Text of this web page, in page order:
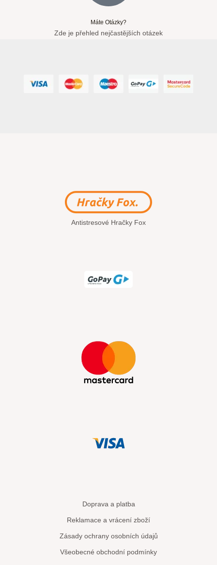
Máte Otázky?
Zde je přehled nejčastějších otázek
Antistresové Hračky Fox
Doprava a platba
Reklamace a vrácení zboží
Zásady ochrany osobních údajů
Všeobecné obchodní podmínky